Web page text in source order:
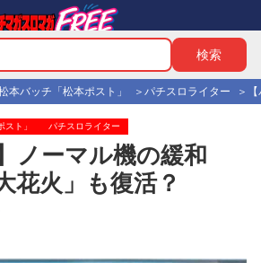
本バッチ「松本ポスト」 パチスロライター
スト」 パチスロライター
ノーマル機の緩和
花火」も復活？